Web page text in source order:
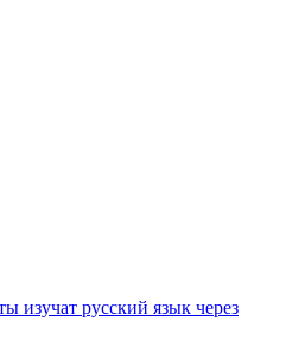
изучат русский язык через